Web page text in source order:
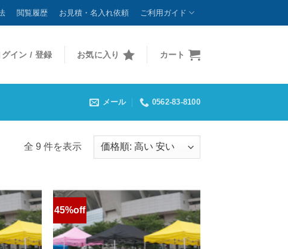
閲覧履歴 お見積・名入れ依頼 ご利用ガイド
グイン / 登録 お気に入り カート
メール 0562-83-8100
全 9 件を表示
お気
に入
追加
45%off
お気
に入
追加